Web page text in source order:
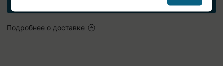
Подробнее о доставке